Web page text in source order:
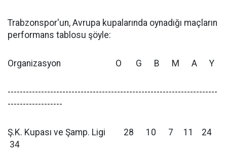
Trabzonspor'un, Avrupa kupalarında oynadığı maçların
performans tablosu şöyle:
Organizasyon O G B M A Y
---------------------------------------------------------------------
------------------
Ş.K. Kupası ve Şamp. Ligi 28 10 7 11 24
34